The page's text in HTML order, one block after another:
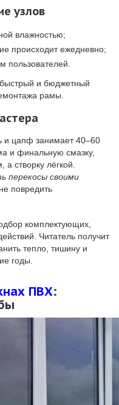
узлов
влажностью;
происходит ежедневно;
пользователей.
быстрый и бюджетный
рамы.
и цапф занимает 40–60
и финальную смазку,
створку лёгкой.
перекосы своими
повредить
комплектующих,
Читатель получит
тепло, тишину и
годы.
ПВХ: